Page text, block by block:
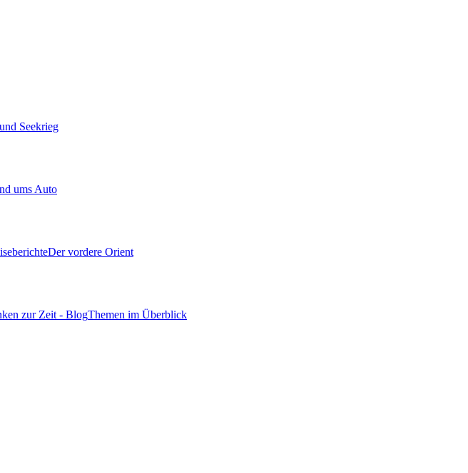
Seekrieg
ums Auto
Der vordere Orient
zur Zeit - BlogThemen im Überblick